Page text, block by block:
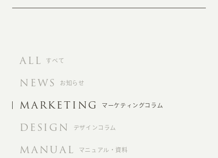
ALL すべて
NEWS お知らせ
MARKETING マーケティングコラム
DESIGN デザインコラム
MANUAL マニュアル・資料